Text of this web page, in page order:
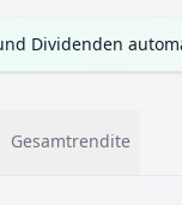
Dividenden
Gesamtrendite